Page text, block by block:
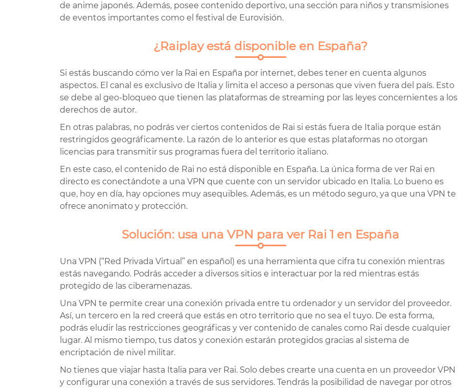
de anime japonés. Además, posee contenido deportivo, una sección para niños y transmisiones
de eventos importantes como el festival de Eurovisión.
¿Raiplay está disponible en España?
Si estás buscando cómo ver la Rai en España por internet, debes tener en cuenta algunos
aspectos. El canal es exclusivo de Italia y limita el acceso a personas que viven fuera del país. Esto
se debe al geo-bloqueo que tienen las plataformas de streaming por las leyes concernientes a los
derechos de autor.
En otras palabras, no podrás ver ciertos contenidos de Rai si estás fuera de Italia porque están
restringidos geográficamente. La razón de lo anterior es que estas plataformas no otorgan
licencias para transmitir sus programas fuera del territorio italiano.
En este caso, el contenido de Rai no está disponible en España. La única forma de ver Rai en
directo es conectándote a una VPN que cuente con un servidor ubicado en Italia. Lo bueno es
que, hoy en día, hay opciones muy asequibles. Además, es un método seguro, ya que una VPN te
ofrece anonimato y protección.
Solución: usa una VPN para ver Rai 1 en España
Una VPN (“Red Privada Virtual” en español) es una herramienta que cifra tu conexión mientras
estás navegando. Podrás acceder a diversos sitios e interactuar por la red mientras estás
protegido de las ciberamenazas.
Una VPN te permite crear una conexión privada entre tu ordenador y un servidor del proveedor.
Así, un tercero en la red creerá que estás en otro territorio que no sea el tuyo. De esta forma,
podrás eludir las restricciones geográficas y ver contenido de canales como Rai desde cualquier
lugar. Al mismo tiempo, tus datos y conexión estarán protegidos gracias al sistema de
encriptación de nivel militar.
No tienes que viajar hasta Italia para ver Rai. Solo debes crearte una cuenta en un proveedor VPN
y configurar una conexión a través de sus servidores. Tendrás la posibilidad de navegar por otros